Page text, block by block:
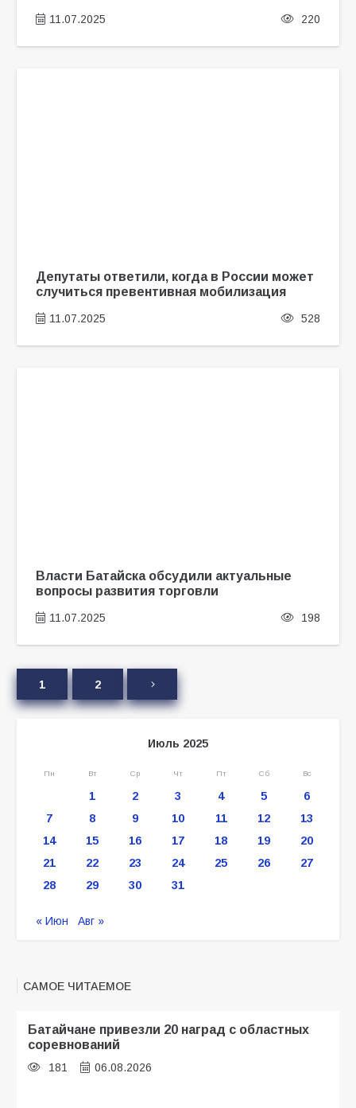
11.07.2025 220
Депутаты ответили, когда в России может
случиться превентивная мобилизация
11.07.2025 528
Власти Батайска обсудили актуальные
вопросы развития торговли
11.07.2025 198
1 2
Июль 2025
Пн Вт Ср Чт Пт Сб Вс
1 2 3 4 5
6
7
8 9 10 11 12
13
14
15 16 17 18 19
20
21
22 23 24 25 26
27
28
29 30 31
« Июн Авг »
САМОЕ ЧИТАЕМОЕ
Батайчане привезли 20 наград с областных
соревнований
181 06.08.2026